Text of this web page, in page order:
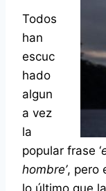
Todos
han
escuc
hado
algun
a vez
la
popular frase ‘
hombre’, pero
lo último que